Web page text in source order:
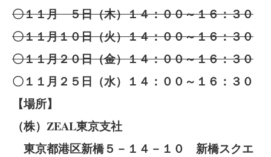
〇１１月 ５日（木）１４：００～１６：３０
〇１１月１０日（火）１４：００～１６：３０
〇１１月２０日（金）１４：００～１６：３０
〇１１月２５日（水）１４：００～１６：３０
【場所】
（株）ZEAL東京支社
東京都港区新橋５－１４－１０ 新橋スクエ